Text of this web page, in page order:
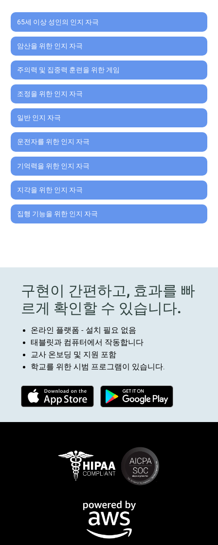
65세 이상 성인의 인지 자극
암산을 위한 인지 자극
주의력 및 집중력 훈련을 위한 게임
조정을 위한 인지 자극
일반 인지 자극
운전자를 위한 인지 자극
기억력을 위한 인지 자극
지각을 위한 인지 자극
집행 기능을 위한 인지 자극
구현이 간편하고, 효과를 빠
르게 확인할 수 있습니다.
온라인 플랫폼 - 설치 필요 없음
태블릿과 컴퓨터에서 작동합니다
교사 온보딩 및 지원 포함
학교를 위한 시범 프로그램이 있습니다.